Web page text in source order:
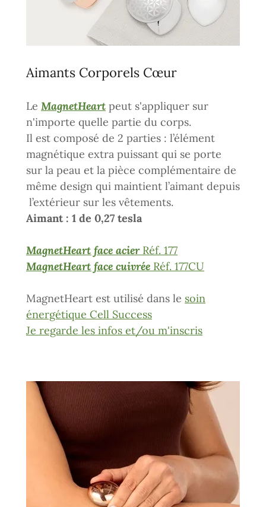
Aimants Corporels Cœur
Le MagnetHeart peut s'appliquer sur
n'importe quelle partie du corps.
Il est composé de 2 parties : l’élément
magnétique extra puissant qui se porte
sur la peau et la pièce complémentaire de
même design qui maintient l’aimant depuis
l’extérieur sur les vêtements.
Aimant : 1 de 0,27 tesla
MagnetHeart face acier Réf. 177
MagnetHeart face cuivrée Réf. 177CU
MagnetHeart est utilisé dans le soin
énergétique Cell Success
Je regarde les infos et/ou m'inscris